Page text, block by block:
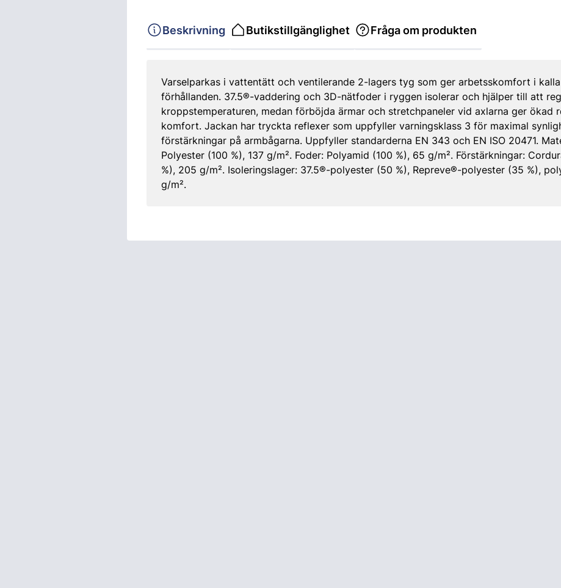
Beskrivning Butikstillgänglighet Fråga om produkten
Varselparkas i vattentätt och ventilerande 2-lagers tyg som ger arbetsskomfort i
förhållanden. 37.5®-vaddering och 3D-nätfoder i ryggen isolerar och hjälper till att
kroppstemperaturen, medan förböjda ärmar och stretchpaneler vid axlarna ger ökad
komfort. Jackan har tryckta reflexer som uppfyller varningsklass 3 för maximal
förstärkningar på armbågarna. Uppfyller standarderna EN 343 och EN ISO 20471.
Polyester (100 %), 137 g/m². Foder: Polyamid (100 %), 65 g/m². Förstärkningar:
%), 205 g/m². Isoleringslager: 37.5®-polyester (50 %), Repreve®-polyester (35 %),
g/m².